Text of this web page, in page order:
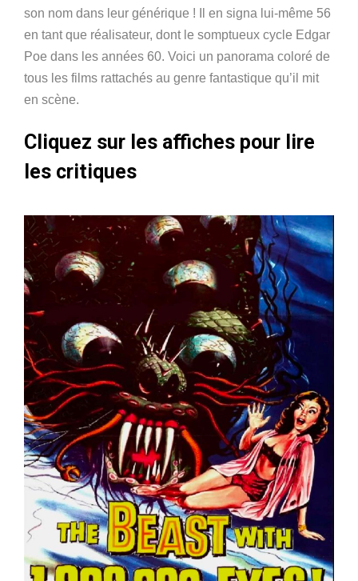
son nom dans leur générique ! Il en signa lui-même 56
en tant que réalisateur, dont le somptueux cycle Edgar
Poe dans les années 60. Voici un panorama coloré de
tous les films rattachés au genre fantastique qu’il mit
en scène.
Cliquez sur les affiches pour lire
les critiques